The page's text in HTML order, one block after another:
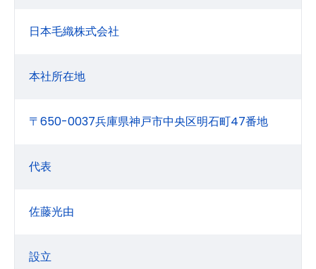
日本毛織株式会社
本社所在地
〒650-0037兵庫県神戸市中央区明石町47番地
代表
佐藤光由
設立